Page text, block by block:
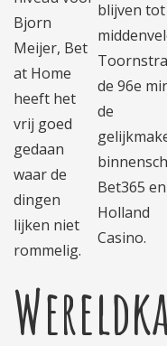
Bjorn
Meijer, Bet
at Home
heeft het
vrij goed
gedaan
waar de
dingen
lijken niet
rommelig.
blijven tot
de 96e
de
Bet365 en
Holland
Casino.